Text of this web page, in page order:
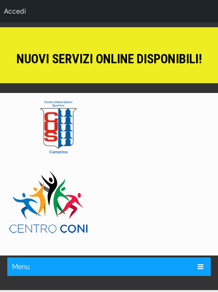
Accedi
NUOVI SERVIZI ONLINE DISPONIBILI!
Menu